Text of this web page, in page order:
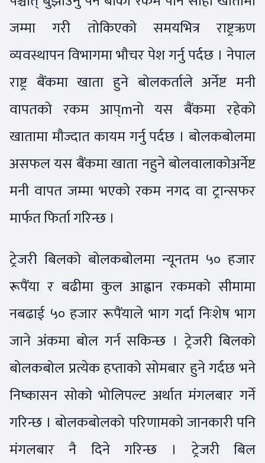
जम्मा गरी तोकिएको समयभित्र राष्ट्रऋण
व्यवस्थापन विभागमा भौचर पेश गर्नु पर्दछ । नेपाल
राष्ट्र बैंकमा खाता हुने बोलकर्ताले अर्नेष्ट मनी
वापतको रकम आप्mनो यस बैंकमा रहेको
खातामा मौज्दात कायम गर्नु पर्दछ । बोलकबोलमा
असफल यस बैंकमा खाता नहुने बोलवालाकोअर्नेष्ट
मनी वापत जम्मा भएको रकम नगद वा ट्रान्सफर
मार्फत फिर्ता गरिन्छ ।
ट्रेजरी बिलको बोलकबोलमा न्यूनतम ५० हजार
रूपैंया र बढीमा कुल आह्वान रकमको सीमामा
नबढाई ५० हजार रूपैंयाले भाग गर्दा निःशेष भाग
जाने अंकमा बोल गर्न सकिन्छ । ट्रेजरी बिलको
बोलकबोल प्रत्येक हप्ताको सोमबार हुने गर्दछ भने
निष्कासन सोको भोलिपल्ट अर्थात मंगलबार गर्ने
गरिन्छ । बोलकबोलको परिणामको जानकारी पनि
मंगलबार नै दिने गरिन्छ । ट्रेजरी बिल